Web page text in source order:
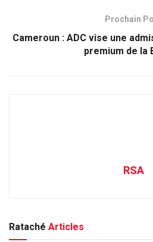
Prochain
Cameroun : ADC vise une
premium de la
RSA
Rataché Articles